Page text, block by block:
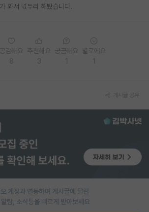
와서 넋두리 해봤습니다.
계정과 연동하여 게시글에 달린
람, 소식등을 빠르게 받아보세요